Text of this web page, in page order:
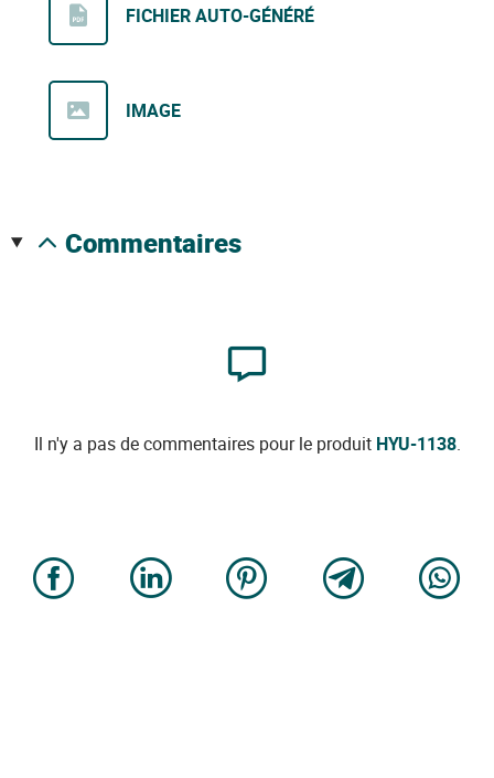
FICHIER AUTO-GÉNÉRÉ
IMAGE
commentaires
Il n'y a pas de commentaires pour le produit HYU-1138.